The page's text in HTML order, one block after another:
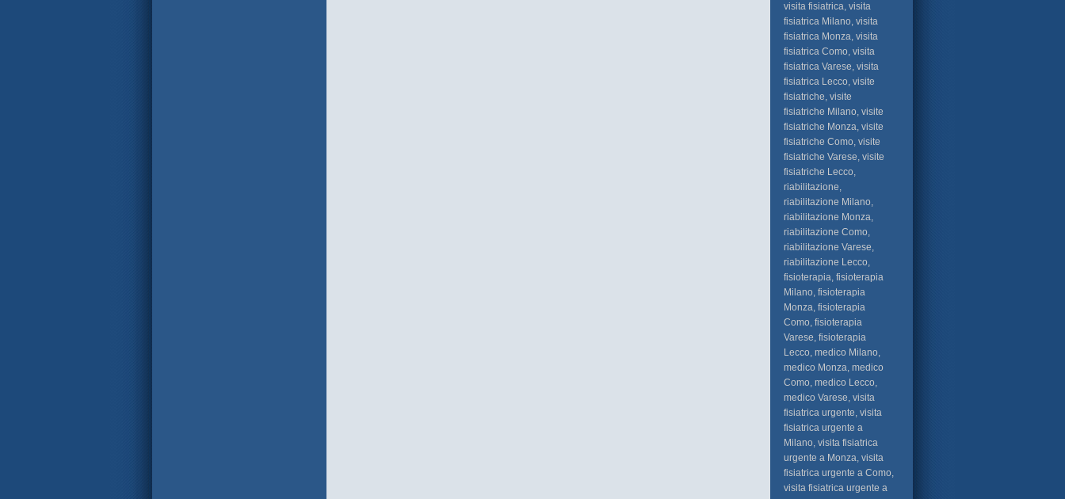
visita fisiatrica, visita
fisiatrica Milano, visita
fisiatrica Monza, visita
fisiatrica Como, visita
fisiatrica Varese, visita
fisiatrica Lecco, visite
fisiatriche, visite
fisiatriche Milano, visite
fisiatriche Monza, visite
fisiatriche Como, visite
fisiatriche Varese, visite
fisiatriche Lecco,
riabilitazione,
riabilitazione Milano,
riabilitazione Monza,
riabilitazione Como,
riabilitazione Varese,
riabilitazione Lecco,
fisioterapia, fisioterapia
Milano, fisioterapia
Monza, fisioterapia
Como, fisioterapia
Varese, fisioterapia
Lecco, medico Milano,
medico Monza, medico
Como, medico Lecco,
medico Varese, visita
fisiatrica urgente, visita
fisiatrica urgente a
Milano, visita fisiatrica
urgente a Monza, visita
fisiatrica urgente a Como,
visita fisiatrica urgente a